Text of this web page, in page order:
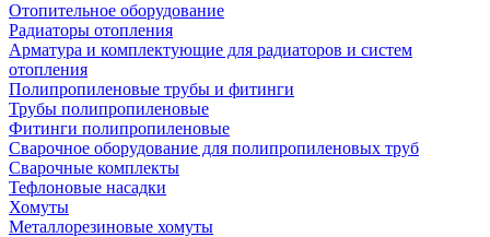
Отопительное оборудование
Радиаторы отопления
Арматура и комплектующие для радиаторов и систем
отопления
Полипропиленовые трубы и фитинги
Трубы полипропиленовые
Фитинги полипропиленовые
Сварочное оборудование для полипропиленовых труб
Сварочные комплекты
Тефлоновые насадки
Хомуты
Металлорезиновые хомуты